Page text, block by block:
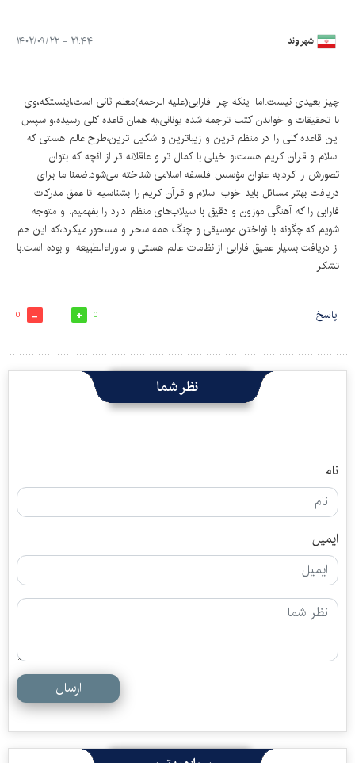
شهروند ۲۱:۴۴ - ۱۴۰۲/۰۹/۲۲
چیز بعیدی نیست.اما اینکه چرا فارابی(علیه الرحمه)معلم ثانی است،اینستکه،وی
با تحقیقات و خواندن کتب ترجمه شده یونانی،به همان قاعده کلی رسیده،و سپس
این قاعده کلی را در منظم ترین و زیباترین و شکیل ترین،طرح عالم هستی که
اسلام و قرآن کریم هست،و خیلی با کمال تر و عاقلانه تر از آنچه که بتوان
تصورش را کرد.به عنوان مؤسس فلسفه اسلامی شناخته می‌شود.ضمنا ما برای
دریافت بهتر مسائل باید خوب اسلام و قرآن کریم را بشناسیم تا عمق مدرکات
فارابی را که آهنگی موزون و دقیق با سیلاب‌های منظم دارد را بفهمیم. و متوجه
شویم که چگونه با نواختن موسیقی و چنگ همه سحر و مسحور میکرد،که این هم
از دریافت بسیار عمیق فارابی از نظامات عالم هستی و ماوراءالطبیعه او بوده است.با
تشکر
پاسخ 0
0
نظر شما
نام
ایمیل
ارسال